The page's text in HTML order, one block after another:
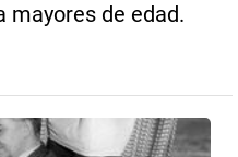
mayores de edad.